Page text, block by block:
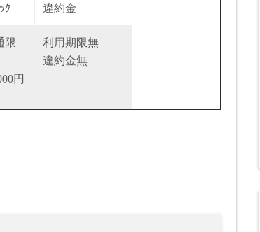
ｸ 違約金
限
円
利用期限無
違約金無